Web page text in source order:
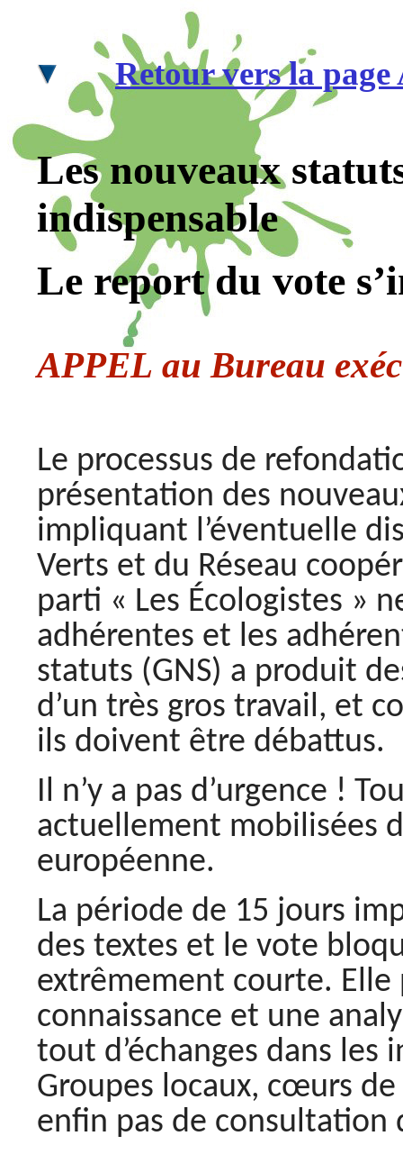
Retour vers la page
Les nouveaux
indispensable
Le report du vote
APPEL au Bureau
Le processus de
présentation des
impliquant l’éventuelle
Verts et du Réseau
parti « Les Écologistes »
adhérentes et les
statuts (GNS) a produit
d’un très gros travail, et
ils doivent être débattus.
Il n’y a pas d’urgence !
actuellement mobilisées
européenne.
La période de 15 jours
des textes et le vote
extrêmement courte.
connaissance et une
tout d’échanges dans les
Groupes locaux, cœurs
enfin pas de consultation